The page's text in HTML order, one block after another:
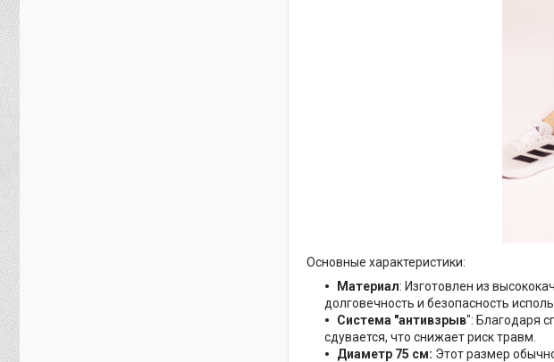
Основные характеристики:
Материал: Изготовлен из
долговечность и безопасность
Система "антивзрыв": Благодаря
сдувается, что снижает риск травм.
Диаметр 75 см: Этот размер